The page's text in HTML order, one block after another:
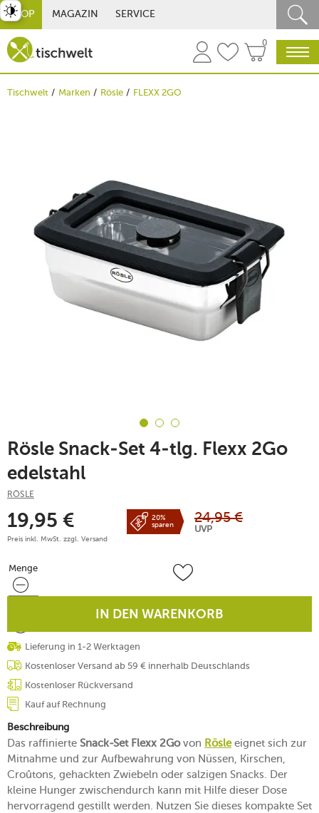
SHOP MAGAZIN SERVICE
0
Tischwelt Marken Rösle FLEXX 2GO
Rösle Snack-Set 4-tlg. Flexx 2Go
edelstahl
RÖSLE
19,95 €
Preis inkl. MwSt. zzgl. Versand
20%
sparen
24,95 €
UVP
Menge
Menge
IN DEN WARENKORB
Lieferung in 1-2 Werktagen
Kostenloser Versand ab 59 € innerhalb Deutschlands
Kostenloser Rückversand
Kauf auf Rechnung
Beschreibung
Das raffinierte Snack-Set Flexx 2Govon Rösleeignet sich zur
Mitnahme und zur Aufbewahrung von Nüssen, Kirschen,
Croûtons, gehackten Zwiebeln oder salzigen Snacks. Der
kleine Hunger zwischendurch kann mit Hilfe dieser Dose
hervorragend gestillt werden. Nutzen Sie dieses kompakte Set
umschalten